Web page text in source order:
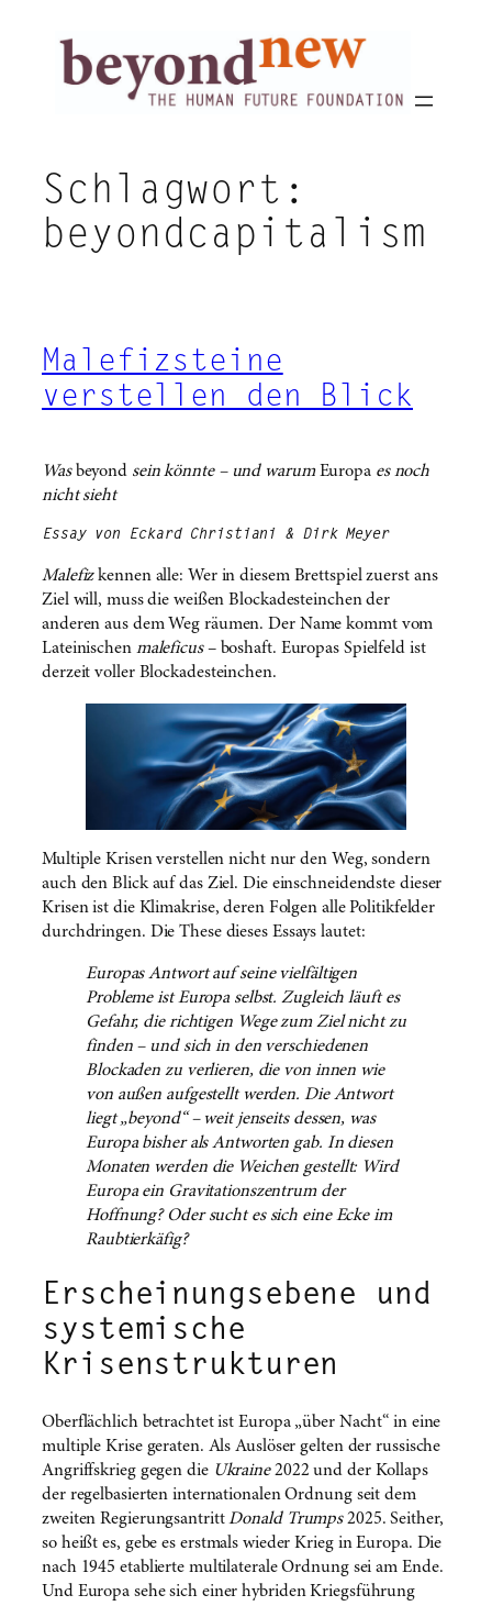
springen
Schlagwort:
beyondcapitalism
Malefizsteine
verstellen den Blick
Was beyond sein könnte – und warumEuropaes noch
nicht sieht
Essay von Eckard Christiani & Dirk Meyer
Malefizkennen alle: Wer in diesem Brettspiel zuerst ans
Ziel will, muss die weißen Blockadesteinchen der
anderen aus dem Weg räumen. Der Name kommt vom
Lateinischen maleficus– boshaft. Europas Spielfeld ist
derzeit voller Blockadesteinchen.
Multiple Krisen verstellen nicht nur den Weg, sondern
auch den Blick auf das Ziel. Die einschneidendste dieser
Krisen ist die Klimakrise, deren Folgen alle Politikfelder
durchdringen. Die These dieses Essays lautet:
Europas Antwort auf seine vielfältigen
Probleme ist Europa selbst. Zugleich läuft es
Gefahr, die richtigen Wege zum Ziel nicht zu
finden – und sich in den verschiedenen
Blockaden zu verlieren, die von innen wie
von außen aufgestellt werden. Die Antwort
liegt „beyond“ – weit jenseits dessen, was
Europa bisher als Antworten gab. In diesen
Monaten werden die Weichen gestellt: Wird
Europa ein Gravitationszentrum der
Hoffnung? Oder sucht es sich eine Ecke im
Raubtierkäfig?
Erscheinungsebene und
systemische
Krisenstrukturen
Oberflächlich betrachtet ist Europa „über Nacht“ in eine
multiple Krise geraten. Als Auslöser gelten der russische
Angriffskrieg gegen die Ukraine2022 und der Kollaps
der regelbasierten internationalen Ordnung seit dem
zweiten RegierungsantrittDonald Trumps2025. Seither,
so heißt es, gebe es erstmals wieder Krieg in Europa. Die
nach 1945 etablierte multilaterale Ordnung sei am Ende.
Und Europa sehe sich einer hybriden Kriegsführung